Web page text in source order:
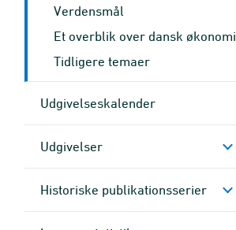
Verdensmål
Et overblik over dansk økonomi
Tidligere temaer
Udgivelseskalender
Udgivelser
Historiske publikationsserier